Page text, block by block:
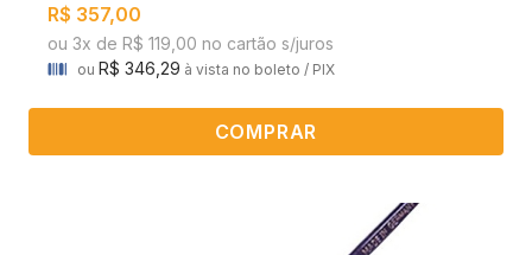
R$ 357,00
ou 3x de R$ 119,00 no cartão s/juros
ou R$ 346,29 à vista no boleto / PIX
COMPRAR